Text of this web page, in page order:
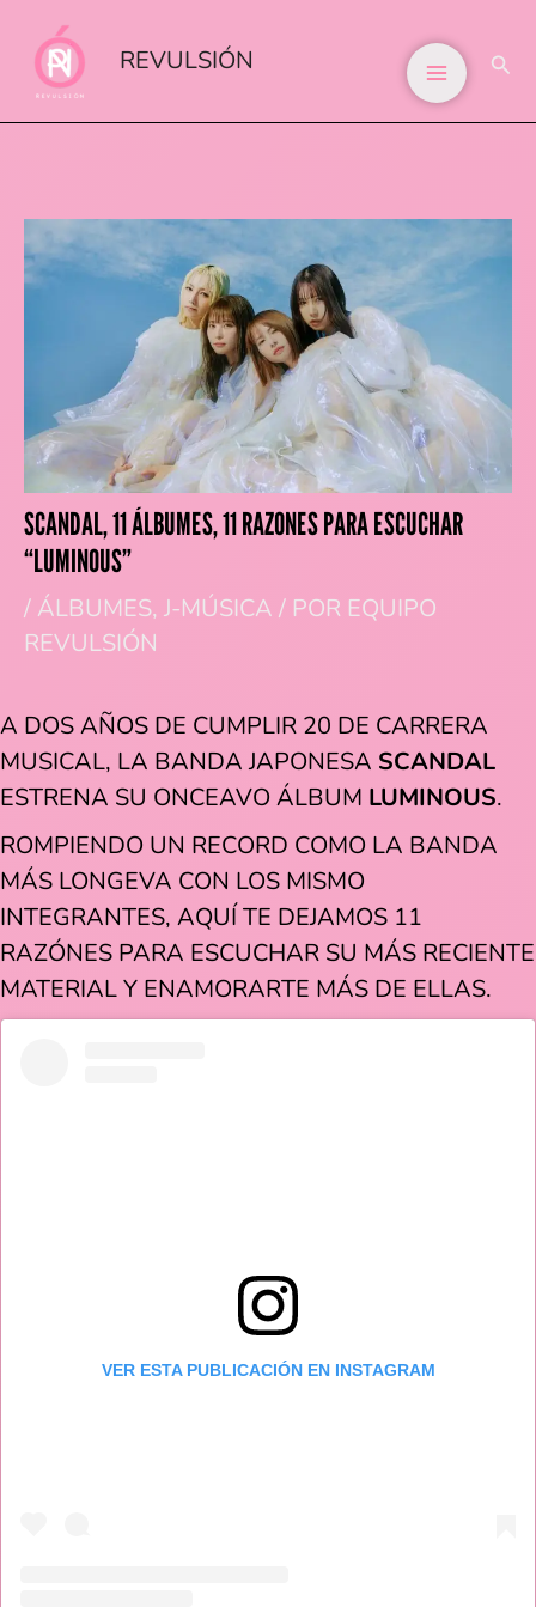
CONTENIDO
REVULSIÓN
SCANDAL, 11 ÁLBUMES, 11 RAZONES PARA ESCUCHAR
“LUMINOUS”
/ ÁLBUMES, J-MÚSICA / POR EQUIPO
REVULSIÓN
A DOS AÑOS DE CUMPLIR 20 DE CARRERA
MUSICAL, LA BANDA JAPONESA SCANDAL
ESTRENA SU ONCEAVO ÁLBUM LUMINOUS.
ROMPIENDO UN RECORD COMO LA BANDA
MÁS LONGEVA CON LOS MISMO
INTEGRANTES, AQUÍ TE DEJAMOS 11
RAZÓNES PARA ESCUCHAR SU MÁS RECIENTE
MATERIAL Y ENAMORARTE MÁS DE ELLAS.
VER ESTA PUBLICACIÓN EN INSTAGRAM